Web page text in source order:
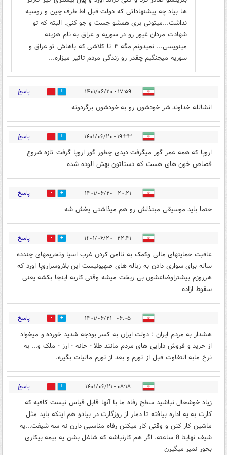
ها بیاد چه پیشنهاداتی که دولت قبل اط طرف چین و روسیه
نداشت...میتونی بری همشو جست و جو کنی. البته که تو
شهادت مردان غیور رو در سوریه و عراق به نام هزینه
مینویسی... نمیدونم مگه ۴ تا کلاشی که باهاش تو عراق و
سوریه میجنگیم چقدر رو زندگی مردم تاثیر میزاره...
۱۷:۵۹ - ۱۴۰۱/۰۶/۲۰ 7 پاسخ
انشالله خداوند شر خودشون رو به خودشون برگردونه
... ۱۹:۳۳ - ۱۴۰۱/۰۶/۲۰ 5 پاسخ
اروپا که همه عمر گور میگرفت دیدی چطور گور اروپا گرفت تازه شروع
فصاص خون های هست که دستاتون بهش الوده شده
۲۰:۲۱ - ۱۴۰۱/۰۶/۲۰ 0 پاسخ
حتما باید موسیقی مبتذلش رو هم میذاشتی پخش شه
۲۲:۴۱ - ۱۴۰۱/۰۶/۲۰ 4 پاسخ
عاقبت حمایتهای مالی وکمک به ناامن کردن غرب اسیا وتحریمهای چندده
ساله برای سواری دادن به زباله های صهیونیست این بلاروسراروپا اورد که
هرروزم بیشتراوضاعشون بی ریخت میشه وقتی کاربه اینجا بکشه یعنی
سقوط ازاده
۰۶:۰۵ - ۱۴۰۱/۰۶/۲۱ 0 پاسخ
هشدار به مردم ایران : دولت ایران به کسر بودجه شدید خورده و میخواد
از خرید و فروش دارایی های مردم مانند طلا - خانه - ارز - ملک و... به
نرخ مابه التفاوت قبل از تورم و بعد از تورم مالیات بگیره.
۰۸:۱۸ - ۱۴۰۱/۰۶/۲۱ 0 پاسخ
زیاد خوشحال نباشید سطح رفاه ما با آنها قابل قیاس نیست کافیه که
کارت به یه اداره بیافته تا دمار از روزگارت در بیادو هم اینکه باید مثل
ماشین کار کنن و وقتی کار میکنن رفاه مناسبی دارن نه سه شیفت...یه
شیف نهایتا 8 ساعته. اگر هم کارنباشه که شاغل بشن یه بیمه بیکاری
بخور نمیر میگیرن